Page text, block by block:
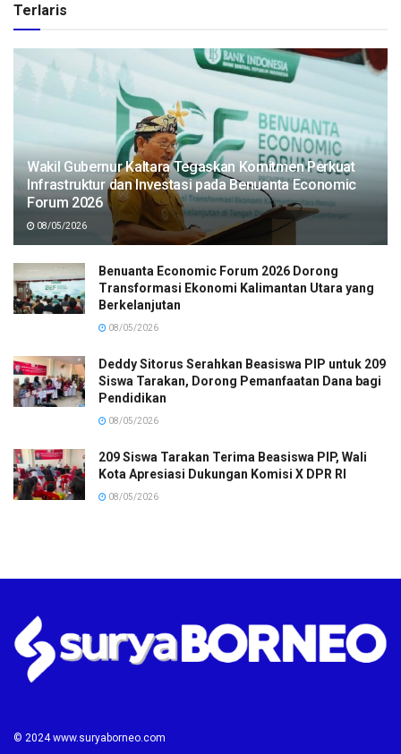
Terlaris
Wakil Gubernur Kaltara Tegaskan Komitmen Perkuat
Infrastruktur dan Investasi pada Benuanta Economic
Forum 2026
08/05/2026
Benuanta Economic Forum 2026 Dorong
Transformasi Ekonomi Kalimantan Utara yang
Berkelanjutan
08/05/2026
Deddy Sitorus Serahkan Beasiswa PIP untuk 209
Siswa Tarakan, Dorong Pemanfaatan Dana bagi
Pendidikan
08/05/2026
209 Siswa Tarakan Terima Beasiswa PIP, Wali
Kota Apresiasi Dukungan Komisi X DPR RI
08/05/2026
© 2024 www.suryaborneo.com